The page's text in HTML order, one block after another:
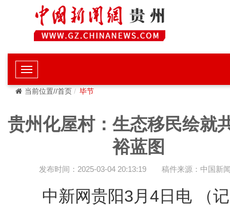
当前位置//首页 毕节
贵州化屋村：生态移民绘就
裕蓝图
发布时间：2025-03-04 20:13:19 稿件来源：中国新
中新网贵阳3月4日电 （记